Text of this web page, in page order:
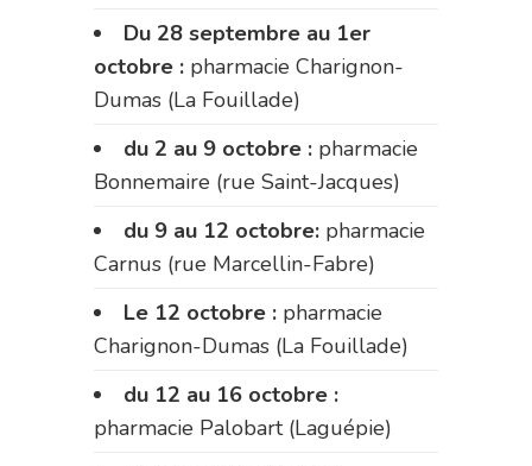
Du 28 septembre au 1er
octobre : pharmacie Charignon-
Dumas (La Fouillade)
du 2 au 9 octobre : pharmacie
Bonnemaire (rue Saint-Jacques)
du 9 au 12 octobre: pharmacie
Carnus (rue Marcellin-Fabre)
Le 12 octobre : pharmacie
Charignon-Dumas (La Fouillade)
du 12 au 16 octobre :
pharmacie Palobart (Laguépie)